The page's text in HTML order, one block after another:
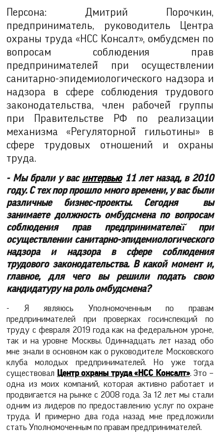
Персона: Дмитрий Порочкин,
предприниматель, руководитель Центра
охраны труда «НСС Консалт», омбудсмен по
вопросам соблюдения прав
предпринимателей̆ при осуществлении
санитарно-эпидемиологического надзора и
надзора в сфере соблюдения трудового
законодательства, член рабочей̆ группы
при Правительстве РФ по реализации
механизма «Регуляторной̆ гильотины» в
сфере трудовых отношений и охраны
труда.
- Мы брали у вас интервью11 лет назад, в 2010
году. С тех пор прошло много времени, у вас были
различные бизнес-проекты. Сегодня
вы
занимаете должность омбудсмена по вопросам
соблюдения прав предпринимателей̆ при
осуществлении санитарно-эпидемиологического
надзора и надзора в сфере соблюдения
трудового законодательства. В какой момент и,
главное, для чего вы решили подать свою
кандидатуру на роль омбудсмена?
- Я являюсь Уполномоченным по правам
предпринимателей при проверках госинспекций по
труду с февраля 2019 года как на федеральном уроне,
так и на уровне Москвы. Одиннадцать лет назад обо
мне знали в основном как о руководителе Московского
клуба молодых предпринимателей. Но уже тогда
существовал Центр охраны труда «НСС Консалт». Это –
одна из моих компаний, которая активно работает и
продвигается на рынке с 2008 года. За 12 лет мы стали
одним из лидеров по предоставлению услуг по охране
труда. И примерно два года назад мне предложили
стать Уполномоченным по правам предпринимателей.